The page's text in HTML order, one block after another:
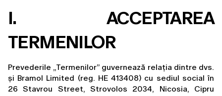
I. ACCEPTAREA
TERMENILOR
Prevederile „Termenilor” guvernează relația dintre dvs.
și Bramol Limited (reg. HE 413408) cu sediul social în
26 Stavrou Street, Strovolos 2034, Nicosia, Cipru